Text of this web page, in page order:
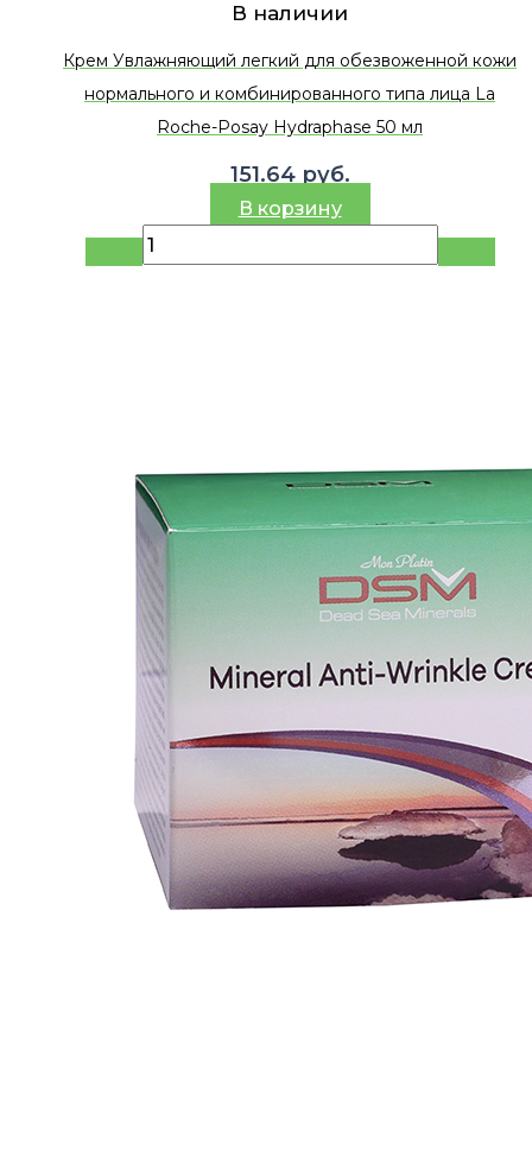
В наличии
Крем Увлажняющий легкий для обезвоженной кожи
нормального и комбинированного типа лица La
Roche-Posay Hydraphase 50 мл
151.64 руб.
В корзину